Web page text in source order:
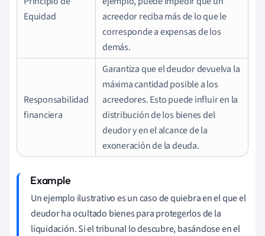
Equidad
acreedor reciba más de lo que le
corresponde a expensas de los
demás.
Responsabilidad
financiera
Garantiza que el deudor devuelva la
máxima cantidad posible a los
acreedores. Esto puede influir en la
distribución de los bienes del
deudor y en el alcance de la
exoneración de la deuda.
Un ejemplo ilustrativo es un caso de quiebra en el que el
deudor ha ocultado bienes para protegerlos de la
liquidación. Si el tribunal lo descubre, basándose en el